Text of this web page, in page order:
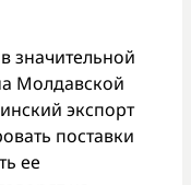
значительной
Молдавской
экспорт
поставки
ее